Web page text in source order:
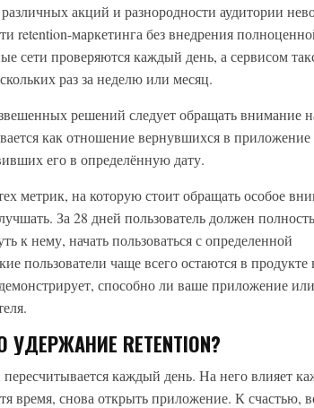
акций и разнородности аудитории
retention-маркетинга без внедрения
сети проверяются каждый день, а сервисом
раз за неделю или месяц.
решений следует обращать внимание
как отношение вернувшихся в приложение
его в определённую дату.
метрик, на которую стоит обращать особое
За 28 дней пользователь должен
к нему, начать пользоваться с определенной
пользователи чаще всего остаются в продукте
способно ли ваше приложение
RETENTION?
пересчитывается каждый день. На него влияет
время, снова открыть приложение. К счастью,